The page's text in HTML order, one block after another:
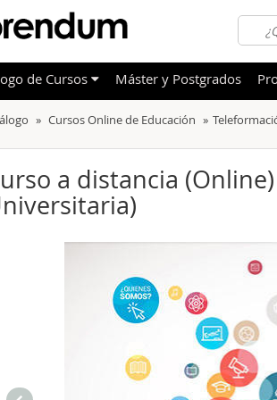
DESTACADAS
MÁS VALORADOS
Idiomas
Otras
Cursos Online de Educación
a distancia
de Cursos Máster y Postgrados